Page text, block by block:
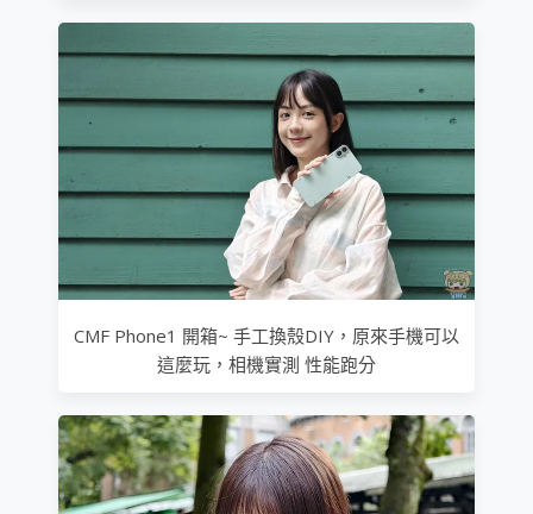
CMF Phone1 開箱~ 手工換殼DIY，原來手機可以
這麼玩，相機實測 性能跑分